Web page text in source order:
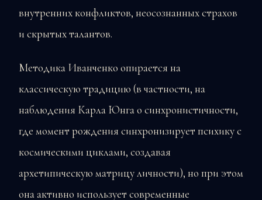
внутренних конфликтов, неосознанных страхов
и скрытых талантов.
Методика Иванченко опирается на
классическую традицию (в частности, на
наблюдения Карла Юнга о синхронистичности,
где момент рождения синхронизирует психику с
космическими циклами, создавая
архетипическую матрицу личности), но при этом
она активно использует современные